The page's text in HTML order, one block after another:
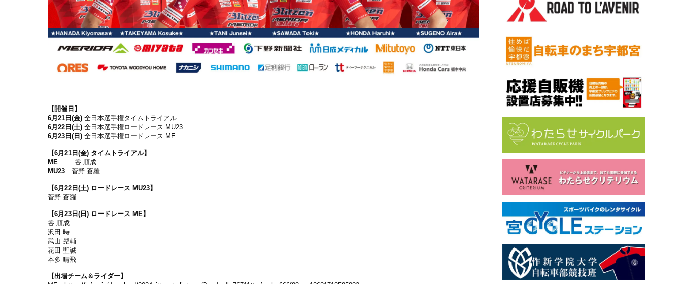
【開催日】
6月21日(金) 全⽇本選⼿権タイムトライアル
6月22日(土) 全⽇本選⼿権ロードレース MU23
6月23日(日) 全⽇本選⼿権ロードレース ME
【6月21日(金) タイムトライアル】
ME 谷 順成
MU23 菅野 蒼羅
【6月22日(土) ロードレース MU23】
菅野 蒼羅
【6月23日(日) ロードレース ME】
谷 順成
沢田 時
武山 晃輔
花田 聖誠
本多 晴飛
【出場チーム＆ライダー】